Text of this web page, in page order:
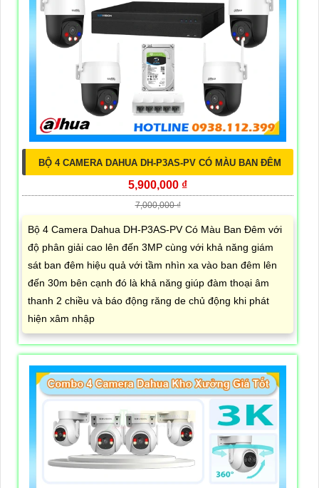
BỘ 4 CAMERA DAHUA DH-P3AS-PV CÓ MÀU BAN ĐÊM
5,900,000 ₫
7,000,000 ₫
Bộ 4 Camera Dahua DH-P3AS-PV Có Màu Ban Đêm với
độ phân giải cao lên đến 3MP cùng với khả năng giám
sát ban đêm hiệu quả với tầm nhìn xa vào ban đêm lên
đến 30m bên cạnh đó là khả năng giúp đàm thoại âm
thanh 2 chiều và báo động răng de chủ động khi phát
hiện xâm nhập